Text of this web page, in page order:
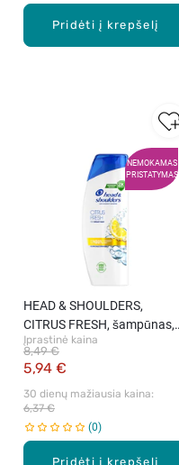
Pridėti į krepšelį
NEMOKAMAS
PRISTATYMAS
Pridėti į krepšelį
HEAD & SHOULDERS,
CITRUS FRESH, šampūnas,
400 ml
Įprastinė kaina
5,94 €
8,49 €
30 dienų mažiausia kaina:
6,37 €
0